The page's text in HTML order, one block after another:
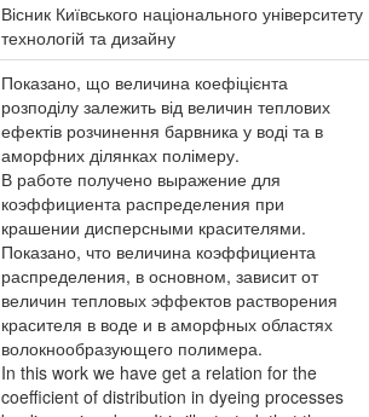
Вісник Київського національного університету
технологій та дизайну
Показано, що величина коефіцієнта
розподілу залежить від величин теплових
ефектів розчинення барвника у воді та в
аморфних ділянках полімеру.
В работе получено выражение для
коэффициента распределения при
крашении дисперсными красителями.
Показано, что величина коэффициента
распределения, в основном, зависит от
величин тепловых эффектов растворения
красителя в воде и в аморфных областях
волокнообразующего полимера.
In this work we have get a relation for the
coefficient of distribution in dyeing processes